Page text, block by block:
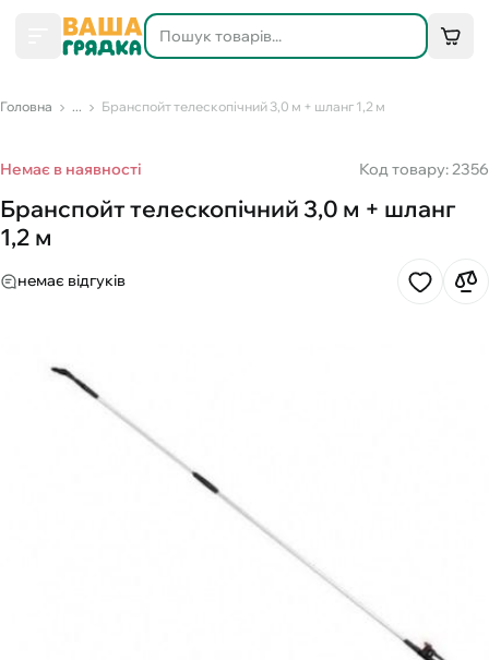
Головна ... Бранспойт телескопічний 3,0 м + шланг 1,2 м
Немає в наявності Код товару: 2356
Бранспойт телескопічний 3,0 м + шланг
1,2 м
немає відгуків